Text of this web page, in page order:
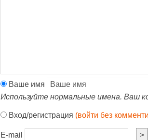
Ваше имя
Используйте нормальные имена. Ваш
Вход/регистрация (войти без
E-mail >